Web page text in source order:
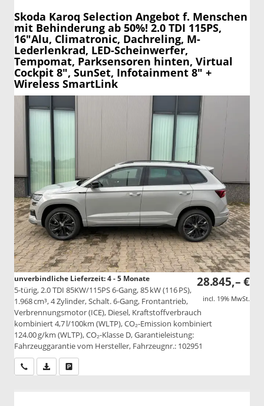
Skoda Karoq Selection Angebot f. Menschen
mit Behinderung ab 50%! 2.0 TDI 115PS,
16"Alu, Climatronic, Dachreling, M-
Lederlenkrad, LED-Scheinwerfer,
Tempomat, Parksensoren hinten, Virtual
Cockpit 8", SunSet, Infotainment 8" +
Wireless SmartLink
28.845,– €
incl. 19% MwSt.
unverbindliche Lieferzeit: 4 - 5 Monate
5-türig, 2.0 TDI 85KW/115PS 6-Gang, 85 kW (116 PS),
1.968 cm³, 4 Zylinder, Schalt. 6-Gang, Frontantrieb,
Verbrennungsmotor (ICE), Diesel, Kraftstoffverbrauch
kombiniert 4,7 l/100km (WLTP), CO₂-Emission kombiniert
124.00 g/km (WLTP), CO₂-Klasse D, Garantieleistung:
Fahrzeuggarantie vom Hersteller, Fahrzeugnr.: 102951
Wir rufen Sie anPDF-Datei, Fahrzeugexposé drucken